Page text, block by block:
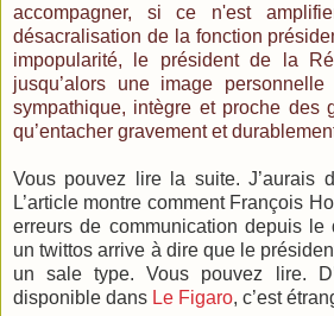
accompagner, si ce n'est
désacralisation de la fonction
impopularité, le président de la
jusqu’alors une image
sympathique, intègre et proche des
qu’entacher gravement et
Vous pouvez lire la suite. J’aurais
L’article montre comment François
erreurs de communication depuis le
un twittos arrive à dire que le
un sale type. Vous pouvez lire.
disponible dans Le Figaro, c’est